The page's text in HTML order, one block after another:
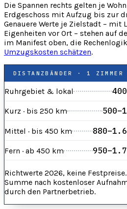
Die Spannen rechts gelten je
Erdgeschoss mit Aufzug bis zur
Genauere Werte je Zielstadt – mit
Eigenheiten vor Ort – stehen auf
im Manifest oben, die
Umzugskosten schätzen.
DISTANZBÄNDER · 1
Ruhrgebiet & lokal
Kurz · bis 250 km
Mittel · bis 450 km
Fern · ab 450 km
Richtwerte 2026, keine
Summe nach kostenloser
durch den Partnerbetrieb.